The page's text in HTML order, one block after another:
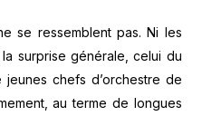
se ressemblent pas. Ni les
surprise générale, celui du
chefs d’orchestre de
au terme de longues